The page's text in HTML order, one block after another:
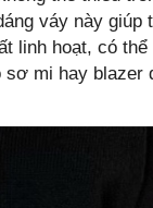
váy này giúp
linh hoạt, có
mi hay blazer